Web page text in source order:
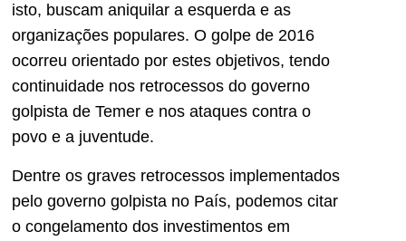
isto, buscam aniquilar a esquerda e as
organizações populares. O golpe de 2016
ocorreu orientado por estes objetivos, tendo
continuidade nos retrocessos do governo
golpista de Temer e nos ataques contra o
povo e a juventude.
Dentre os graves retrocessos implementados
pelo governo golpista no País, podemos citar
o congelamento dos investimentos em